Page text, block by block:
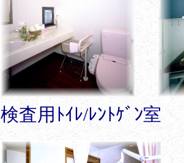
検査用ﾄｲﾚ/ﾚﾝﾄｹﾞﾝ室